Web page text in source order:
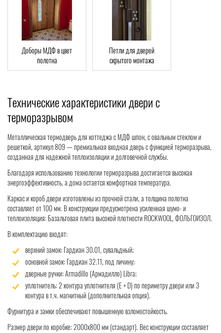
Доборы МДФ в цвет
полотна
Петли для дверей
скрытого монтажа
Технические характеристики двери с
терморазрывом
Металлическая термодверь для коттеджа с МДФ шпон, с овальным стеклом и
решеткой, артикул 809 — премиальная входная дверь с функцией терморазрыва,
созданная для надежной теплоизоляции и долговечной службы.
Благодаря использованию технологии терморазрыва достигается высокая
энергоэффективность, а дома остается комфортная температура.
Каркас и короб двери изготовлены из прочной стали, а толщина полотна
составляет от 100 мм. В конструкции предусмотрена усиленная шумо- и
теплоизоляция: Базальтовая плита высокой плотности ROCKWOOL, ФОЛЬГОИЗОЛ.
В комплектацию входят:
верхний замок: Гардиан 30.01, сувальдный;
основной замок: Гардиан 32.11, под личину;
дверные ручки: Armadillo (Армадилло) Libra;
уплотнитель: 2 контура уплотнителя (Е + D) по периметру двери или 3
контура в т.ч. магнитный (дополнительная опция).
Фурнитура и замки обеспечивают повышенную взломостойкость.
Размер двери по коробке: 2000x800 мм (стандарт). Вес конструкции составляет